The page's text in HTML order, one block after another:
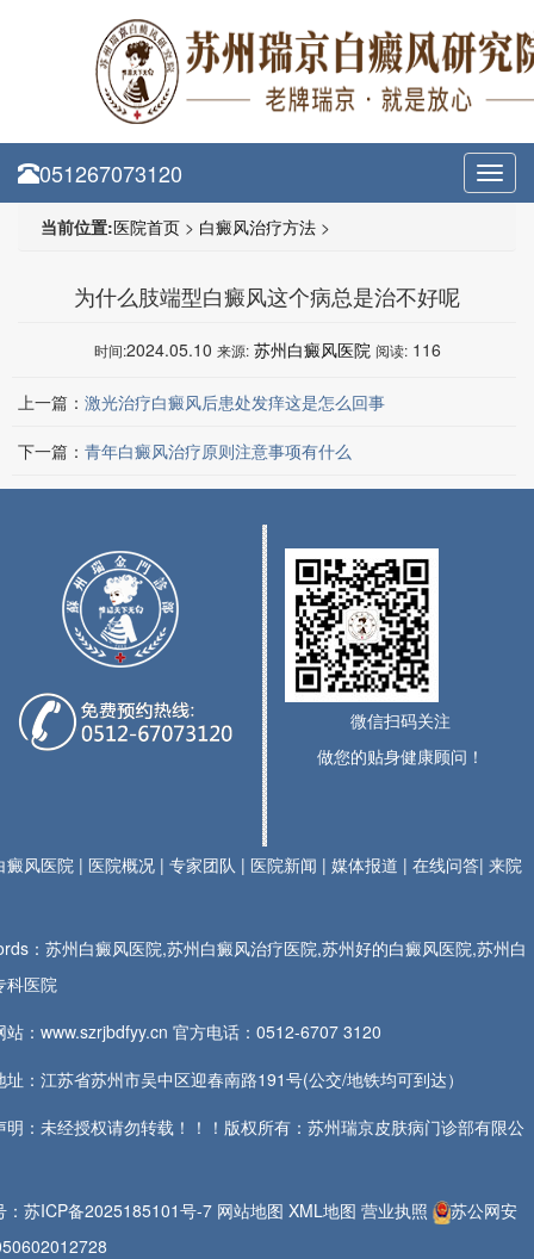
051267073120
当前位置:医院首页 > 白癜风治疗方法 >
为什么肢端型白癜风这个病总是治不好呢
时间:2024.05.10 来源: 苏州白癜风医院 阅读: 116
上一篇： 激光治疗白癜风后患处发痒这是怎么回事
下一篇： 青年白癜风治疗原则注意事项有什么
微信扫码关注
做您的贴身健康顾问！
癜风医院 | 医院概况 |专家团队 | 医院新闻 |媒体报道 |在线问答|来院
：苏州白癜风医院,苏州白癜风治疗医院,苏州好的白癜风医院,苏州白
科医院
站：www.szrjbdfyy.cn 官方电话：0512-6707 3120
址：江苏省苏州市吴中区迎春南路191号(公交/地铁均可到达）
明：未经授权请勿转载！！！版权所有：苏州瑞京皮肤病门诊部有限公
：苏ICP备2025185101号-7 网站地图 XML地图 营业执照
苏公网安